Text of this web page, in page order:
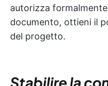
autorizza
documento, ottieni il
del progetto.
Stabilire la